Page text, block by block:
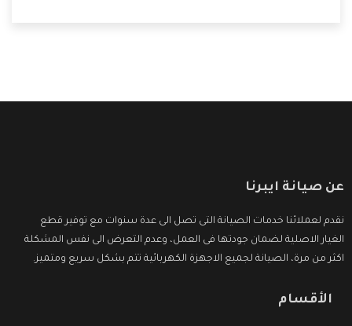
عن صيانة ايبرنا
نقدم لعملائنا خدمات الصيانة التى تصل الى عدة سنوات مع توفير قطع
الغيار الاصلية لضمان جودتها فى العمل، وعدم التعرض الى نفس المشكلة
اكثر من مرة، الصيانة لجميع الاجهزة الكهربائية تتم بشكل سريع ومتميز.
الأقسام